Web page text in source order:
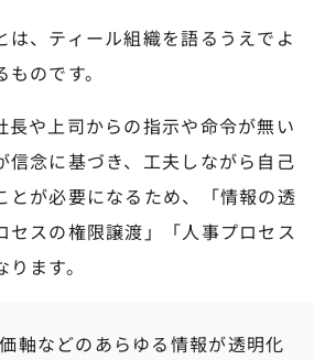
は、ティール組織を語るうえでよ
のです。
長や上司からの指示や命令が無い
信念に基づき、工夫しながら自己
とが必要になるため、「情報の透
セスの権限譲渡」「人事プロセス
ます。
価軸などのあらゆる情報が透明化